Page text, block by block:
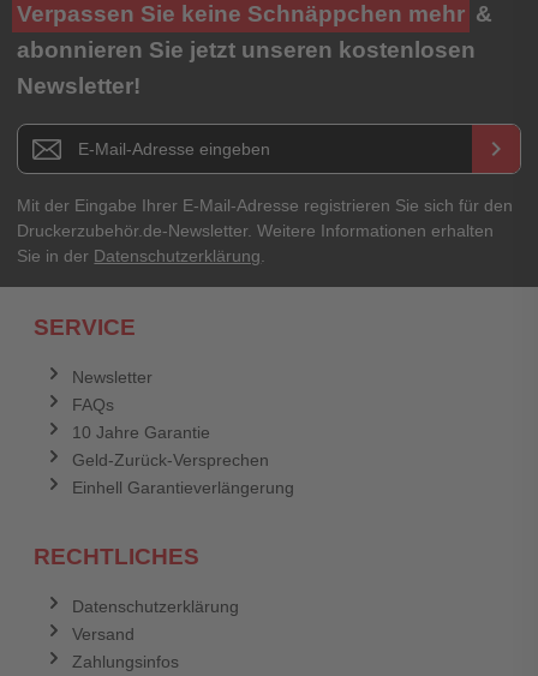
Verpassen Sie keine Schnäppchen mehr &
abonnieren Sie jetzt unseren kostenlosen
Newsletter!
Newsletter E-Mail Adresse keyboard_arrow_right
Mit der Eingabe Ihrer E-Mail-Adresse registrieren Sie sich für den
Druckerzubehör.de-Newsletter. Weitere Informationen erhalten
Sie in der Datenschutzerklärung.
SERVICE
Newsletter
FAQs
10 Jahre Garantie
Geld-Zurück-Versprechen
Einhell Garantieverlängerung
RECHTLICHES
Datenschutzerklärung
Versand
Zahlungsinfos